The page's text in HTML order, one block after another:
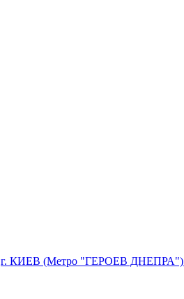
г. КИЕВ (Метро "ГЕРОЕВ ДНЕПРА")